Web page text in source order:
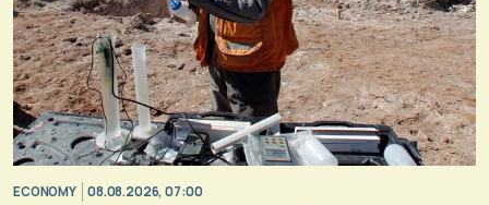
ECONOMY 08.08.2026, 07:00